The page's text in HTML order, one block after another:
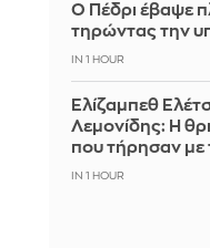
Ο Πέδρι έβαψε
τηρώντας την
IN 1 HOUR
Ελίζαμπεθ
Λεμονίδης: Η
που τήρησαν με
IN 1 HOUR